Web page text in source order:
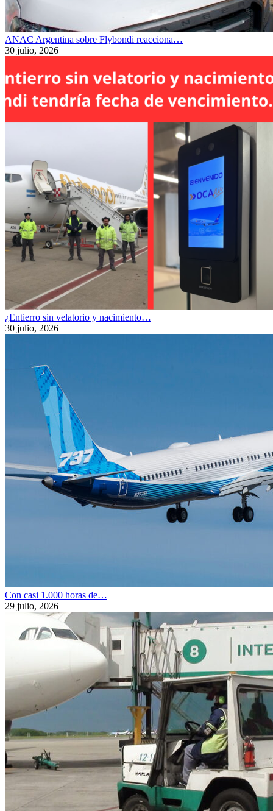
ANAC Argentina sobre Flybondi reacciona…
30 julio, 2026
¿Entierro sin velatorio y nacimiento…
30 julio, 2026
Con casi 1.000 horas de…
29 julio, 2026